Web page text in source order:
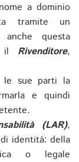
a dominio
tramite un
questa
il Rivenditore,
sue parti la
e quindi
(LAR),
identità: della
o legale